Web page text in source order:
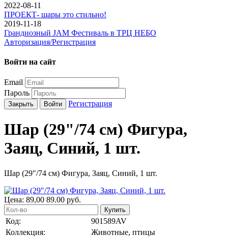
2022-08-11
ПРОЕКТ- шары это стильно!
2019-11-18
Грандиозный JAM Фестиваль в ТРЦ НЕБО
Авторизация/Регистрация
Войти на сайт
Email
Пароль
Закрыть Войти Регистрация
Шар (29"/74 см) Фигура,
Заяц, Синий, 1 шт.
Шар (29"/74 см) Фигура, Заяц, Синий, 1 шт.
Цена: 89,00 89.00 руб.
Купить
Код:
901589AV
Коллекция:
Животные, птицы